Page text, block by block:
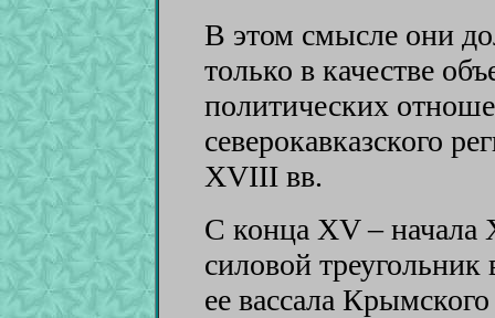
В этом смысле они
только в качестве
политических
северокавказского
XVIII вв.
С конца XV – начала
силовой
ее вассала